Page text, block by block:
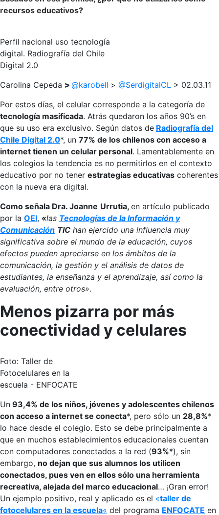
recursos educativos?
Perfil nacional uso tecnología
digital. Radiografía del Chile
Digital 2.0
Carolina Cepeda > @karobell > @SerdigitalCL > 02.03.11
Por estos días, el celular corresponde a la categoría de
tecnología masificada. Atrás quedaron los años 90’s en
que su uso era exclusivo. Según datos de Radiografía del
Chile Digital 2.0*, un 77% de los chilenos con acceso a
internet tienen un celular personal. Lamentablemente en
los colegios la tendencia es no permitirlos en el contexto
educativo por no tener estrategias educativas coherentes
con la nueva era digital.
Como señala Dra. Joanne Urrutia, en artículo publicado
por la OEI, «las Tecnologías de la Información y
Comunicación TIC han ejercido una influencia muy
significativa sobre el mundo de la educación, cuyos
efectos pueden apreciarse en los ámbitos de la
comunicación, la gestión y el análisis de datos de
estudiantes, la enseñanza y el aprendizaje, así como la
evaluación, entre otros».
Menos pizarra por más
conectividad y celulares
Foto: Taller de
Fotocelulares en la
escuela - ENFOCATE
Un 93,4% de los niños, jóvenes y adolescentes chilenos
con acceso a internet se conecta*, pero sólo un 28,8%*
lo hace desde el colegio. Esto se debe principalmente a
que en muchos establecimientos educacionales cuentan
con computadores conectados a la red (93%*), sin
embargo, no dejan que sus alumnos los utilicen
conectados, pues ven en ellos sólo una herramienta
recreativa, alejada del marco educacional… ¡Gran error!
Un ejemplo positivo, real y aplicado es el «taller de
fotocelulares en la escuela« del programa ENFOCATE en